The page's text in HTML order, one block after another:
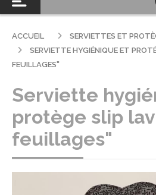
ACCUEIL
SERVIETTES ET
SERVIETTE HYGIÉNIQUE ET
FEUILLAGES"
Serviette
protège slip
feuillages"